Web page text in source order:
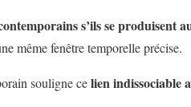
s’ils se produisent
même fenêtre temporelle précise.
souligne celien indissociable